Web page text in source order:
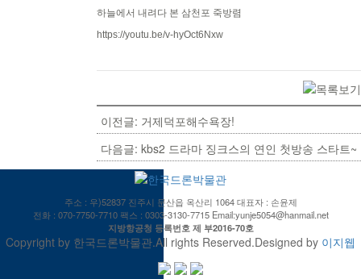
하늘에서 내려다 본 삼천포 죽방렴
https://youtu.be/v-hyOct6Nxw
이전글: 거제덕포해수욕장!
다음글: kbs2 드라마 징크스의 연인 첫방송 스타트~
주소 : 우)52837 진주시 문산읍 옥산리 1064 대표자 : 손윤제
전화 : 070-7750-7710 팩스 : 0303-3130-7715 Email:yunje5054@hanmail.net
지방항공청 등록번호 제 부2016-70호
Copyright by 한국드론박물관.All rights Reserved.Designed by 이지웹